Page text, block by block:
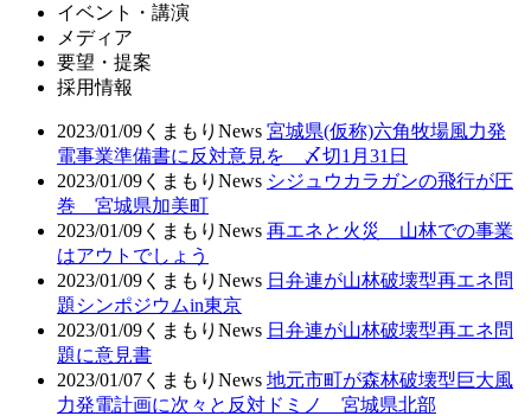
イベント・講演
メディア
要望・提案
採用情報
2023/01/09 くまもりNews 宮城県(仮称)六角牧場風力発
電事業準備書に反対意見を 〆切1月31日
2023/01/09 くまもりNews シジュウカラガンの飛行が圧
巻 宮城県加美町
2023/01/09 くまもりNews 再エネと火災 山林での事業
はアウトでしょう
2023/01/09 くまもりNews 日弁連が山林破壊型再エネ問
題シンポジウムin東京
2023/01/09 くまもりNews 日弁連が山林破壊型再エネ問
題に意見書
2023/01/07 くまもりNews 地元市町が森林破壊型巨大風
力発電計画に次々と反対ドミノ 宮城県北部